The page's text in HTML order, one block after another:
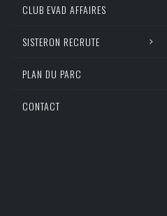
CLUB EVAD AFFAIRES
SISTERON RECRUTE
PLAN DU PARC
CONTACT